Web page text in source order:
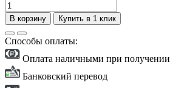
В корзину Купить в 1 клик
Способы оплаты:
Оплата наличными при получении
Банковский перевод